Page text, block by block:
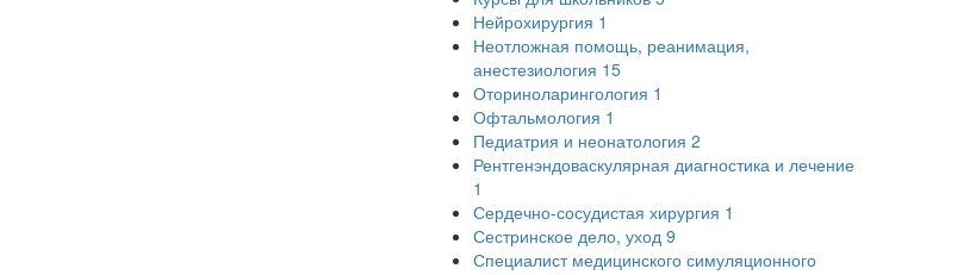
Нейрохирургия 1
Неотложная помощь, реанимация,
анестезиология 15
Оториноларингология 1
Офтальмология 1
Педиатрия и неонатология 2
Рентгенэндоваскулярная диагностика и лечение
1
Сердечно-сосудистая хирургия 1
Сестринское дело, уход 9
Специалист медицинского симуляционного